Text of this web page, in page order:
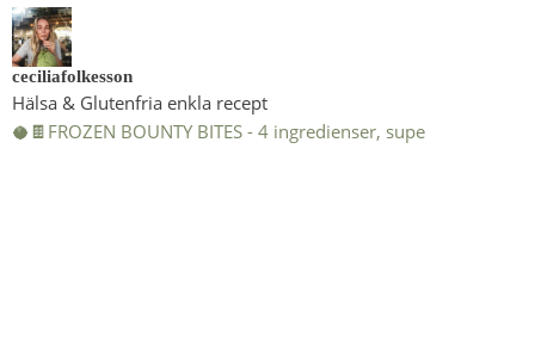
ceciliafolkesson
Hälsa & Glutenfria enkla recept
🥥🍫FROZEN BOUNTY BITES - 4 ingredienser, supe